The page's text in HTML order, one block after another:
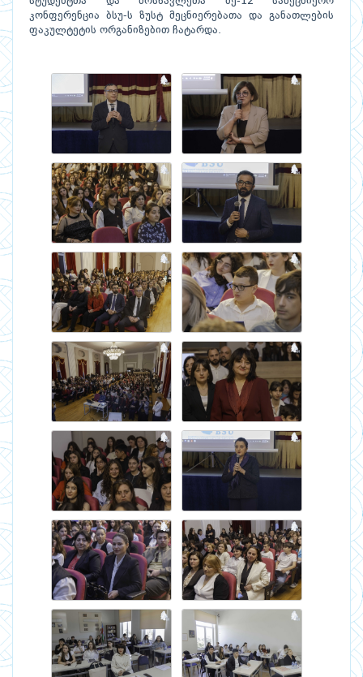
კონფერენცია ბსუ-ს ზუსტ მეცნიერებათა და განათლების
ფაკულტეტის ორგანიზებით ჩატარდა.